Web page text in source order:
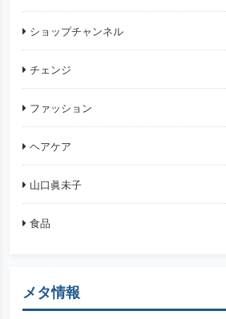
ショップチャンネル
チェンジ
ファッション
ヘアケア
山口眞未子
食品
メタ情報